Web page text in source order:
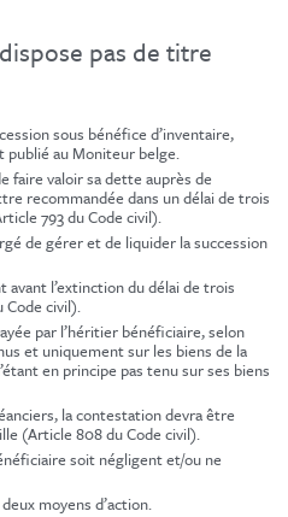
pas de titre
sous bénéfice d’inventaire,
publié au Moniteur belge.
faire valoir sa dette auprès de
recommandée dans un délai de trois
793 du Code civil).
de gérer et de liquider la succession
l’extinction du délai de trois
civil).
par l’héritier bénéficiaire, selon
et uniquement sur les biens de la
en principe pas tenu sur ses biens
la contestation devra être
(Article 808 du Code civil).
soit négligent et/ou ne
moyens d’action.